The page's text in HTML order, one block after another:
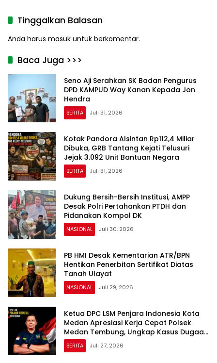
Tinggalkan Balasan
Anda harus masuk untuk berkomentar.
Baca Juga >>>
Seno Aji Serahkan SK Badan Pengurus
DPD KAMPUD Way Kanan Kepada Jon
Hendra
BERITA Juli 31, 2026
Kotak Pandora Alsintan Rp112,4 Miliar
Dibuka, GRB Tantang Kejati Telusuri
Jejak 3.092 Unit Bantuan Negara
BERITA Juli 31, 2026
Dukung Bersih-Bersih Institusi, AMPP
Desak Polri Pertahankan PTDH dan
Pidanakan Kompol DK
NASIONAL Juli 30, 2026
PB HMI Desak Kementarian ATR/BPN
Hentikan Penerbitan Sertifikat Diatas
Tanah Ulayat
NASIONAL Juli 29, 2026
Ketua DPC LSM Penjara Indonesia Kota
Medan Apresiasi Kerja Cepat Polsek
Medan Tembung, Ungkap Kasus Dugaan
Pemerasan
BERITA Juli 27, 2026